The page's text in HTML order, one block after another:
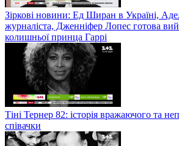
Зіркові новини: Ед Ширан в Україні,
журналіста, Дженніфер Лопес готова
колишньої принца Гаррі
Тіні Тернер 82: історія вражаючого та
співачки